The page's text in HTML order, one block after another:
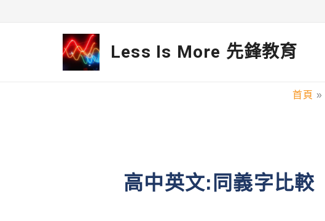
Less Is More 先鋒教育
首頁
高中英文:同義字比較